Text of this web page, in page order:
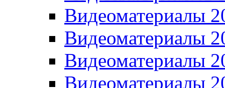
Видеоматериалы
Видеоматериалы
Видеоматериалы
Видеоматериалы